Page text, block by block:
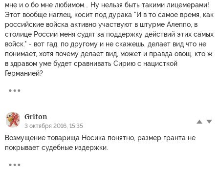
мне и о бо мне любимом... Ну нельзя быть такими лицемерами!
Этот вообще наглец, косит под дурака "И в то самое время, как
российские войска активно участвуют в штурме Алеппо, в
столице России меня судят за поддержку действий этих самых
войск." - вот гад, по другому и не скажешь, делает вид что не
понимает, хотя почему делает вид, может и правда овощ, кто ж
в здравом уме будет сравнивать Сирию с нацисткой
Германией?
Grifon
3 октября 2016, 15:35
Возмущение товарища Носика понятно, размер гранта не
покрывает судебные издержки.